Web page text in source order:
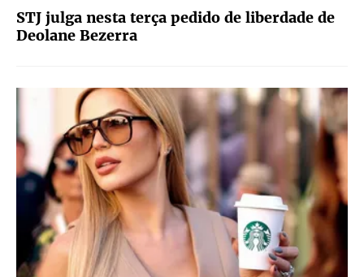
STJ julga nesta terça pedido de liberdade de
Deolane Bezerra